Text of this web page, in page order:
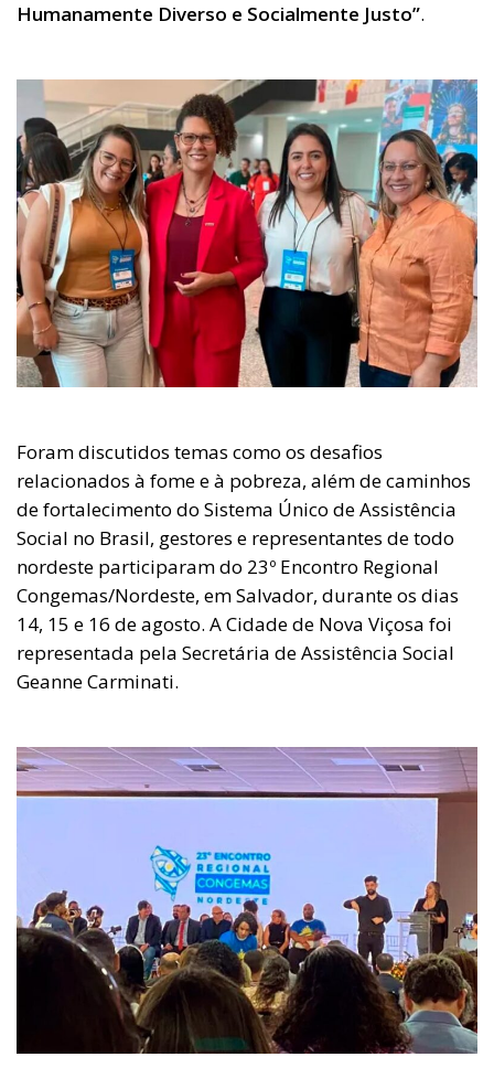
Humanamente Diverso e Socialmente Justo”.
Foram discutidos temas como os desafios
relacionados à fome e à pobreza, além de caminhos
de fortalecimento do Sistema Único de Assistência
Social no Brasil, gestores e representantes de todo
nordeste participaram do 23º Encontro Regional
Congemas/Nordeste, em Salvador, durante os dias
14, 15 e 16 de agosto. A Cidade de Nova Viçosa foi
representada pela Secretária de Assistência Social
Geanne Carminati.